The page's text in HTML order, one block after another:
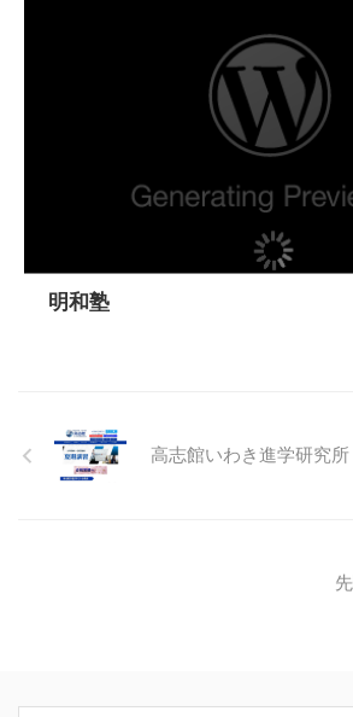
明和塾
高志館いわき進学研究所